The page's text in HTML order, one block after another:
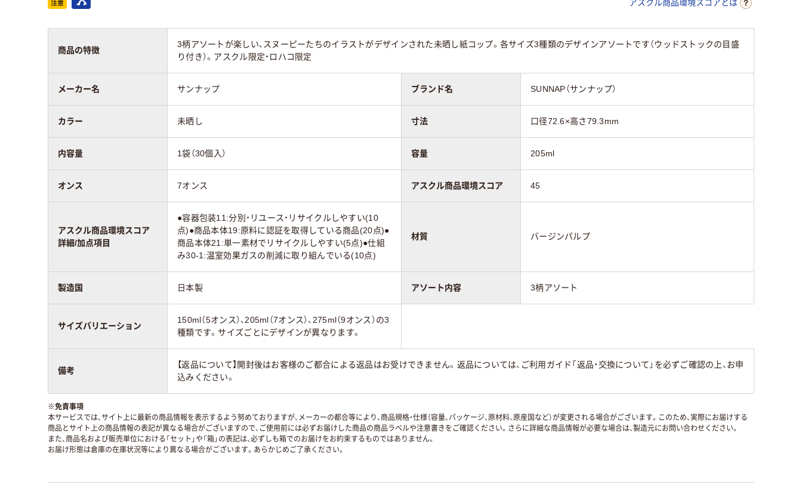
アスクル商品環境スコアとは
商品の特徴
3柄アソートが楽しい、スヌーピーたちのイラストがデザインされた未晒し紙コップ。各サイズ3種類のデザインアソートです（ウッドストックの目盛
り付き）。アスクル限定・ロハコ限定
メーカー名 サンナップ ブランド名 SUNNAP（サンナップ）
カラー 未晒し 寸法 口径72.6×高さ79.3mm
内容量 1袋（30個入） 容量 205ml
オンス 7オンス アスクル商品環境スコア 45
アスクル商品環境スコア
詳細/加点項目
●容器包装11:分別・リユース・リサイクルしやすい(10
点)●商品本体19:原料に認証を取得している商品(20点)●
商品本体21:単一素材でリサイクルしやすい(5点)●仕組
み30-1:温室効果ガスの削減に取り組んでいる(10点)
材質 バージンパルプ
製造国 日本製 アソート内容 3柄アソート
サイズバリエーション
150ml（5オンス）、205ml（7オンス）、275ml（9オンス）の3
種類です。サイズごとにデザインが異なります。
備考
【返品について】開封後はお客様のご都合による返品はお受けできません。返品については、ご利用ガイド「返品・交換について」を必ずご確認の上、お申
込みください。
※免責事項
本サービスでは、サイト上に最新の商品情報を表示するよう努めておりますが、メーカーの都合等により、商品規格・仕様（容量、パッケージ、原材料、原産国など）が変更される場合がございます。このため、実際にお届けする
商品とサイト上の商品情報の表記が異なる場合がございますので、ご使用前には必ずお届けした商品の商品ラベルや注意書きをご確認ください。さらに詳細な商品情報が必要な場合は、製造元にお問い合わせください。
また、商品名および販売単位における「セット」や「箱」の表記は、必ずしも箱でのお届けをお約束するものではありません。
お届け形態は倉庫の在庫状況等により異なる場合がございます。あらかじめご了承ください。